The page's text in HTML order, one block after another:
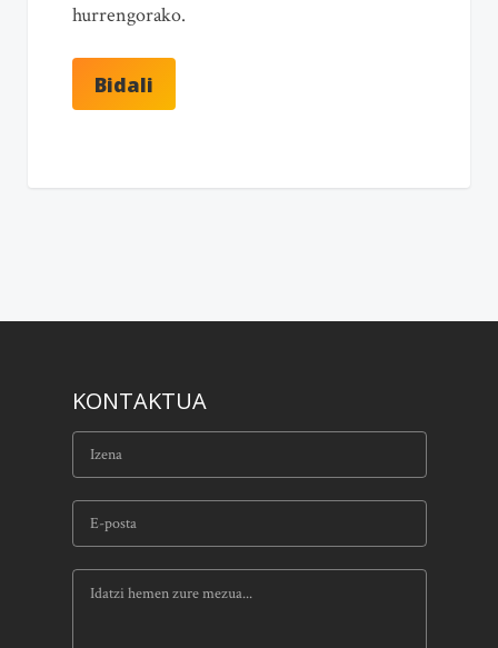
hurrengorako.
KONTAKTUA